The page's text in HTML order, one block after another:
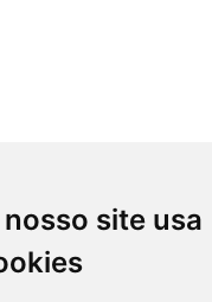
nosso site usa
CIDADE DE
Carapicuíba